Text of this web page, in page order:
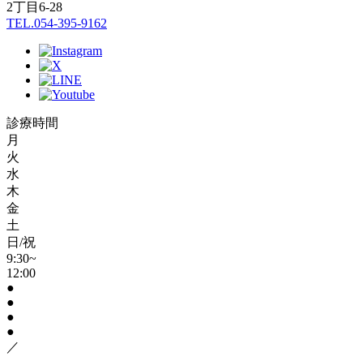
2丁目6-28
TEL.054-395-9162
診療時間
月
火
水
木
金
土
日/祝
9:30~
12:00
●
●
●
●
／